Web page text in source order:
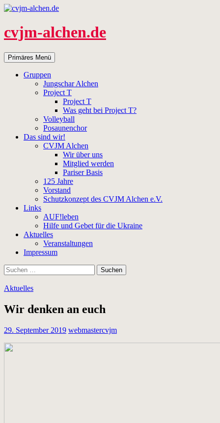
Zum
springen
cvjm-alchen.de
Suchen
Primäres Menü
Gruppen
Jungschar Alchen
Project T
Project T
Was geht bei Project T?
Volleyball
Posaunenchor
Das sind wir!
CVJM Alchen
Wir über uns
Mitglied werden
Pariser Basis
125 Jahre
Vorstand
Schutzkonzept des CVJM Alchen e.V.
Links
AUF!leben
Hilfe und Gebet für die Ukraine
Aktuelles
Veranstaltungen
Impressum
Suchen
nach:
Aktuelles
Wir denken an euch
29. September 2019 webmastercvjm